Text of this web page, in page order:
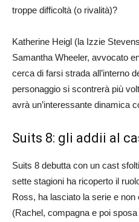
troppe difficoltà (o rivalità)?
Katherine Heigl (la Izzie
Samantha Wheeler, avvocato
cerca di farsi strada all’interno
personaggio si scontrerà più
avrà un’interessante dinamica
Suits 8: gli addii al
Suits 8 debutta con un cast
sette stagioni ha ricoperto il
Ross, ha lasciato la serie e non
(Rachel, compagna e poi